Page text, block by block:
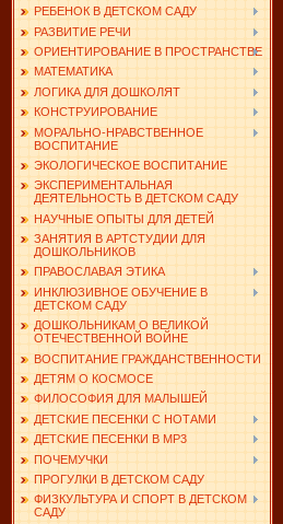
РЕБЕНОК В ДЕТСКОМ САДУ
РАЗВИТИЕ РЕЧИ
ОРИЕНТИРОВАНИЕ В ПРОСТРАНСТВЕ
МАТЕМАТИКА
ЛОГИКА ДЛЯ ДОШКОЛЯТ
КОНСТРУИРОВАНИЕ
МОРАЛЬНО-НРАВСТВЕННОЕ
ВОСПИТАНИЕ
ЭКОЛОГИЧЕСКОЕ ВОСПИТАНИЕ
ЭКСПЕРИМЕНТАЛЬНАЯ
ДЕЯТЕЛЬНОСТЬ В ДЕТСКОМ САДУ
НАУЧНЫЕ ОПЫТЫ ДЛЯ ДЕТЕЙ
ЗАНЯТИЯ В АРТСТУДИИ ДЛЯ
ДОШКОЛЬНИКОВ
ПРАВОСЛАВАЯ ЭТИКА
ИНКЛЮЗИВНОЕ ОБУЧЕНИЕ В
ДЕТСКОМ САДУ
ДОШКОЛЬНИКАМ О ВЕЛИКОЙ
ОТЕЧЕСТВЕННОЙ ВОЙНЕ
ВОСПИТАНИЕ ГРАЖДАНСТВЕННОСТИ
ДЕТЯМ О КОСМОСЕ
ФИЛОСОФИЯ ДЛЯ МАЛЫШЕЙ
ДЕТСКИЕ ПЕСЕНКИ С НОТАМИ
ДЕТСКИЕ ПЕСЕНКИ В MP3
ПОЧЕМУЧКИ
ПРОГУЛКИ В ДЕТСКОМ САДУ
ФИЗКУЛЬТУРА И СПОРТ В ДЕТСКОМ
САДУ